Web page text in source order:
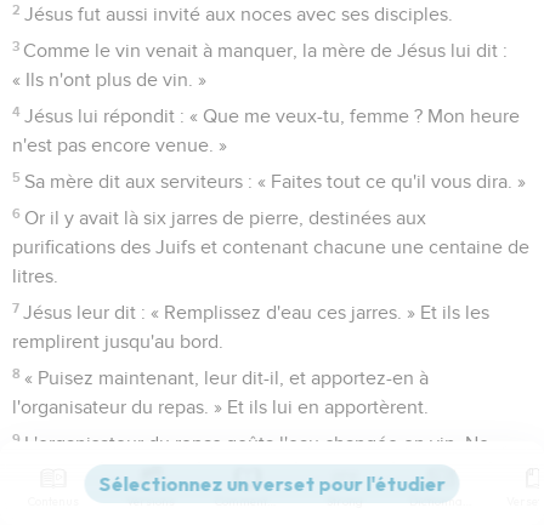
2 Jésus fut aussi invité aux noces avec ses disciples.
3 Comme le vin venait à manquer, la mère de Jésus lui dit :
« Ils n'ont plus de vin. »
4 Jésus lui répondit : « Que me veux-tu, femme ? Mon heure
n'est pas encore venue. »
5 Sa mère dit aux serviteurs : « Faites tout ce qu'il vous dira. »
6 Or il y avait là six jarres de pierre, destinées aux
purifications des Juifs et contenant chacune une centaine de
litres.
7 Jésus leur dit : « Remplissez d'eau ces jarres. » Et ils les
remplirent jusqu'au bord.
8 « Puisez maintenant, leur dit-il, et apportez-en à
l'organisateur du repas. » Et ils lui en apportèrent.
9 L'organisateur du repas goûta l'eau changée en vin. Ne
sachant pas d'où venait ce vin, tandis que les serviteurs qui
avaient puisé l'eau le savaient bien, il appela le marié
Versions Commentaires Strong